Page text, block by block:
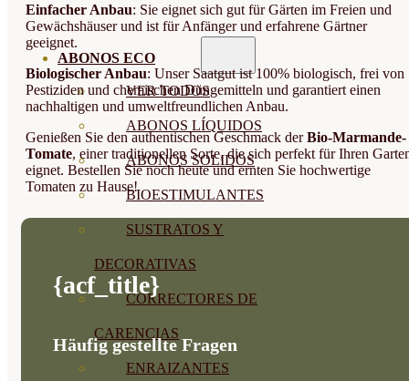
ABONOS ECO
VER TODOS
ABONOS LÍQUIDOS
ABONOS SOLIDOS
BIOESTIMULANTES
SUSTRATOS Y
DECORATIVAS
CORRECTORES DE
CARENCIAS
ENRAIZANTES
Einfacher Anbau: Sie eignet sich gut für Gärten im Freien und
Gewächshäuser und ist für Anfänger und erfahrene Gärtner
geeignet.
Biologischer Anbau: Unser Saatgut ist 100% biologisch, frei von
Pestiziden und chemischen Düngemitteln und garantiert einen
nachhaltigen und umweltfreundlichen Anbau.
Genießen Sie den authentischen Geschmack derBio-Marmande-
Tomate, einer traditionellen Sorte, die sich perfekt für Ihren
eignet. Bestellen Sie noch heute und ernten Sie hochwertige
Tomaten zu Hause!
{acf_title}
Häufig gestellte Fragen